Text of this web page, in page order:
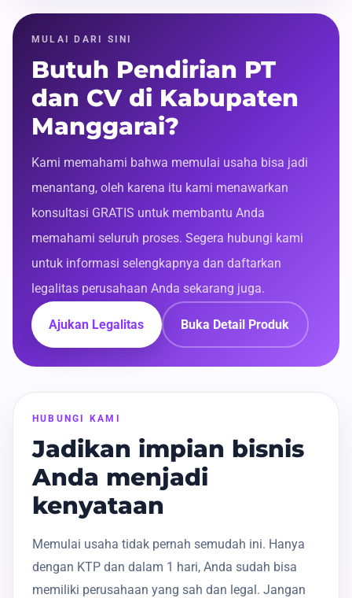
MULAI DARI SINI
Butuh Pendirian PT
dan CV di Kabupaten
Manggarai?
Kami memahami bahwa memulai usaha bisa jadi
menantang, oleh karena itu kami menawarkan
konsultasi GRATIS untuk membantu Anda
memahami seluruh proses. Segera hubungi kami
untuk informasi selengkapnya dan daftarkan
legalitas perusahaan Anda sekarang juga.
Ajukan Legalitas Buka Detail Produk
HUBUNGI KAMI
Jadikan impian bisnis
Anda menjadi
kenyataan
Memulai usaha tidak pernah semudah ini. Hanya
dengan KTP dan dalam 1 hari, Anda sudah bisa
memiliki perusahaan yang sah dan legal. Jangan